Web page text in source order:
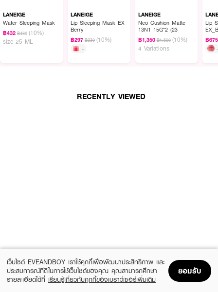
LANEIGE
Water Sleeping Mask
฿432 ฿480 (10%)
size 25 ML
LANEIGE
Lip Sleeping Mask EX
Berry
฿297 ฿330 (10%)
-
LANEIGE
Neo Cushion Matte
13N1 15G*2 (23
฿1,350 ฿1,500 (10%)
4 Variations
Lip
฿675
RECENTLY VIEWED
เว็บไซต์ EVEANDBOY เราใช้คุกกี้เพื่อพัฒนาประสิทธิภาพ และ
ประสบการณ์ที่ดีในการใช้เว็บไซต์ของคุณ คุณสามารถศึกษา
รายละเอียดได้ที่ เรียนรู้เกี่ยวกับคุกกี้ของเบราว์เซอร์เพิ่มเติม
ยอมรับ